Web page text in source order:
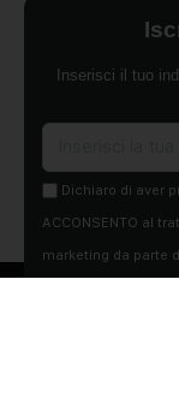
Inserisci il tuo
Dichiaro di aver
ACCONSENTO al
marketing da parte